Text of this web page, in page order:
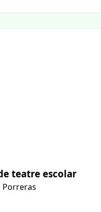
teatre escolar
Porreras